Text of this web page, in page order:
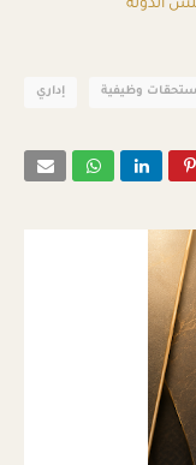
الدولة
إداري وظيفية